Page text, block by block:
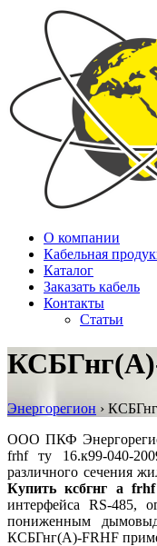
О компании
Кабельная
Каталог
Заказать кабель
Контакты
Статьи
Энергорегион ›
ООО ПКФ
frhf ту 16.к99-040-
различного сечения
Купить ксбгнг а frhf
интерфейса RS-485,
пониженным
КСБГнг(А)-FRHF